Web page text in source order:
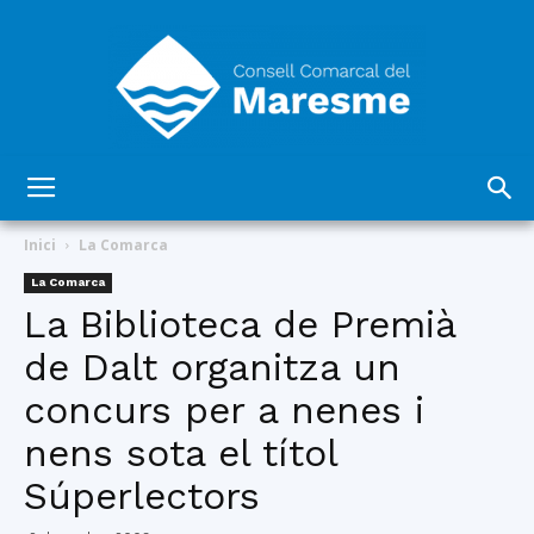
Comarcal
del
Inici La Comarca
La Comarca
La Biblioteca de Premià
de Dalt organitza un
concurs per a nenes i
nens sota el títol
Súperlectors